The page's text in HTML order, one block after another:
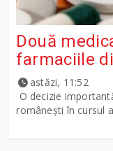
Două
farmaciile
astăzi, 11:52
O decizie
românești în cursul